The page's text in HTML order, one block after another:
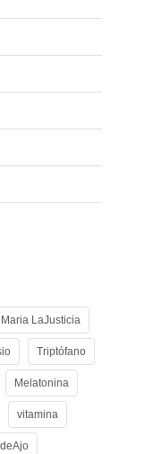
LaJusticia
Triptófano
Melatonina
vitamina